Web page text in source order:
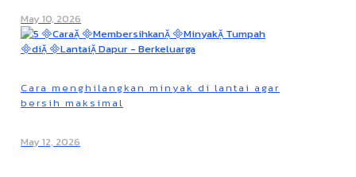
May 10, 2026
Cara menghilangkan minyak di lantai agar
bersih maksimal
May 12, 2026